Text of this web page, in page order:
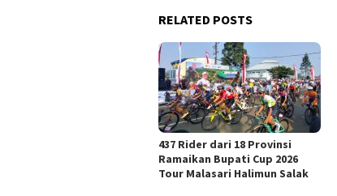
RELATED POSTS
437 Rider dari 18 Provinsi
Ramaikan Bupati Cup 2026
Tour Malasari Halimun Salak